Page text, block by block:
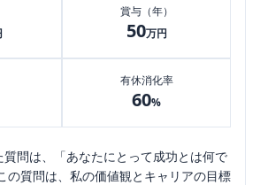
賞与（年）
50万円
有休消化率
60%
問は、「あなたにとって成功とは何で
の質問は、私の価値観とキャリアの目標